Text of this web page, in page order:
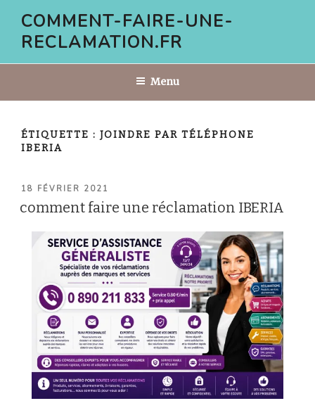
contenu
COMMENT-FAIRE-UNE-
RECLAMATION.FR
Menu
ÉTIQUETTE : JOINDRE PAR TÉLÉPHONE
IBERIA
PUBLIÉ
18 FÉVRIER 2021
comment faire une réclamation IBERIA